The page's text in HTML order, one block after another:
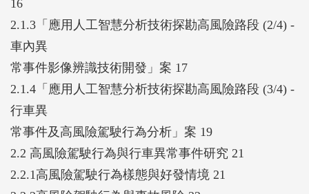
動作前即時警示，強化業者事前預防管理能力。此
外，SHAP值分析顯示，影響警示事件的重要變數包
括車速變異度、方向燈使用、天候狀況與過往警示紀
錄，顯示駕駛操作行為與外部環境密切交織影響風險
結果。
在空間分析方面，計畫針對「巨觀路段」與「巨觀趟
次」兩種模式進行建模。巨觀路段分析以2公里為單
位，運用負二項迴歸模式建立高風險路段識別工具，
反映時空變異下之交通風險分布。巨觀趟次則以15公
16
2.1.3「應用人工智慧分析技術探勘高風險路段 (2/4) -
車內異
常事件影像辨識技術開發」案 17
2.1.4「應用人工智慧分析技術探勘高風險路段 (3/4) -
行車異
常事件及高風險駕駛行為分析」案 19
2.2 高風險駕駛行為與行車異常事件研究 21
2.2.1高風險駕駛行為樣態與好發情境 21